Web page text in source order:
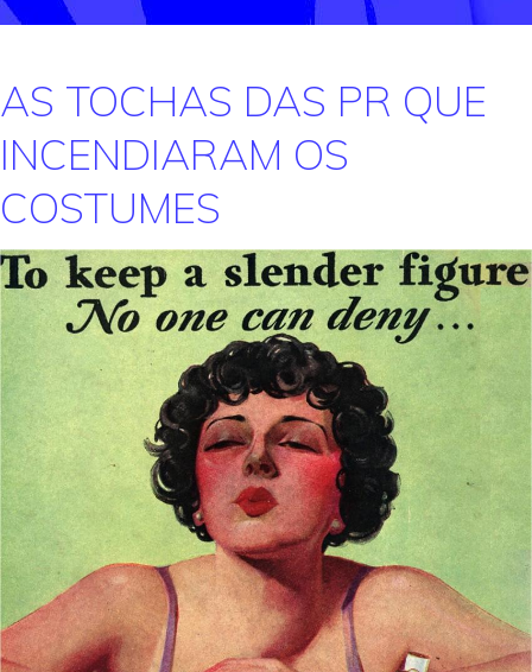
AS TOCHAS DAS PR QUE
INCENDIARAM OS
COSTUMES